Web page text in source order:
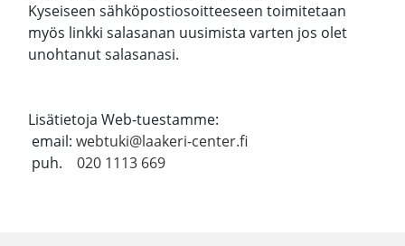
Kyseiseen sähköpostiosoitteeseen toimitetaan
myös linkki salasanan uusimista varten jos olet
unohtanut salasanasi.
Lisätietoja Web-tuestamme:
email: webtuki@laakeri-center.fi
puh. 020 1113 669